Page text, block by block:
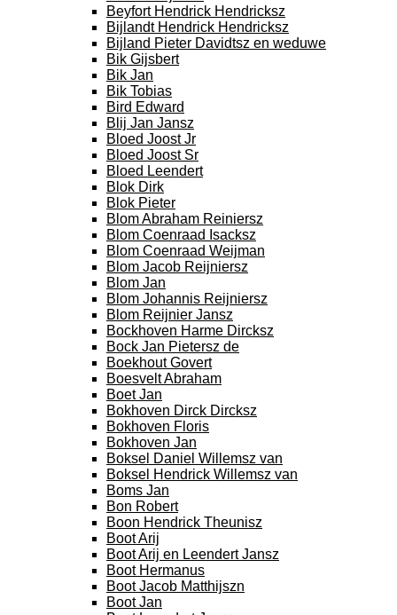
Beyfort Hendrick Hendricksz
Bijlandt Hendrick Hendricksz
Bijland Pieter Davidtsz en weduwe
Bik Gijsbert
Bik Jan
Bik Tobias
Bird Edward
Blij Jan Jansz
Bloed Joost Jr
Bloed Joost Sr
Bloed Leendert
Blok Dirk
Blok Pieter
Blom Abraham Reiniersz
Blom Coenraad Isacksz
Blom Coenraad Weijman
Blom Jacob Reijniersz
Blom Jan
Blom Johannis Reijniersz
Blom Reijnier Jansz
Bockhoven Harme Dircksz
Bock Jan Pietersz de
Boekhout Govert
Boesvelt Abraham
Boet Jan
Bokhoven Dirck Dircksz
Bokhoven Floris
Bokhoven Jan
Boksel Daniel Willemsz van
Boksel Hendrick Willemsz van
Boms Jan
Bon Robert
Boon Hendrick Theunisz
Boot Arij
Boot Arij en Leendert Jansz
Boot Hermanus
Boot Jacob Matthijszn
Boot Jan